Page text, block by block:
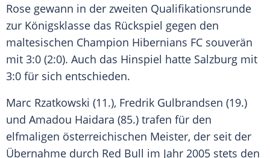
Rose gewann in der zweiten Qualifikationsrunde
zur Königsklasse das Rückspiel gegen den
maltesischen Champion Hibernians FC souverän
mit 3:0 (2:0). Auch das Hinspiel hatte Salzburg mit
3:0 für sich entschieden.
Marc Rzatkowski (11.), Fredrik Gulbrandsen (19.)
und Amadou Haidara (85.) trafen für den
elfmaligen österreichischen Meister, der seit der
Übernahme durch Red Bull im Jahr 2005 stets den